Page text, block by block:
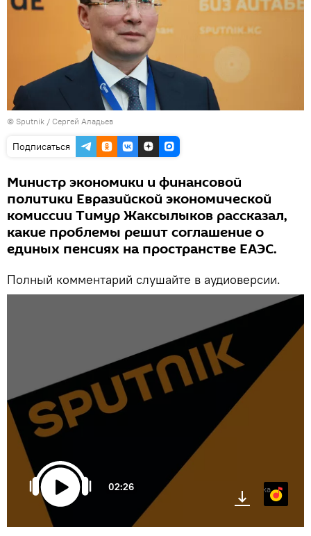
© Sputnik / Сергей Аладьев
Подписаться
Министр экономики и финансовой
политики Евразийской экономической
комиссии Тимур Жаксылыков рассказал,
какие проблемы решит соглашение о
единых пенсиях на пространстве ЕАЭС.
Полный комментарий слушайте в аудиоверсии.
02:26 Яндекс.Музыка